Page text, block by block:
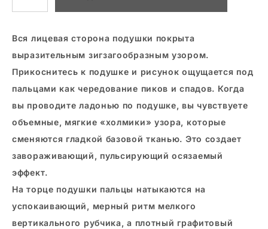
Вся лицевая сторона подушки покрыта
выразительным зигзагообразным узором.
Прикоснитесь к подушке и рисунок ощущается под
пальцами как чередование пиков и спадов. Когда
вы проводите ладонью по подушке, вы чувствуете
объемные, мягкие «холмики» узора, которые
сменяются гладкой базовой тканью. Это создает
завораживающий, пульсирующий осязаемый
эффект.
На торце подушки пальцы натыкаются на
успокаивающий, мерный ритм мелкого
вертикального рубчика, а плотный графитовый